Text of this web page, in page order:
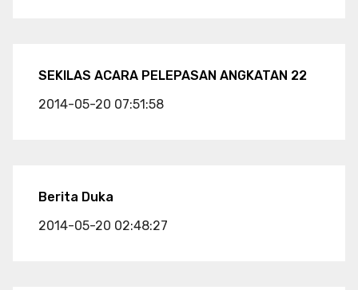
SEKILAS ACARA PELEPASAN ANGKATAN 22
2014-05-20 07:51:58
Berita Duka
2014-05-20 02:48:27